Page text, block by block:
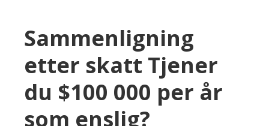
Sammenligning
etter skatt Tjener
du $100 000 per år
som enslig?